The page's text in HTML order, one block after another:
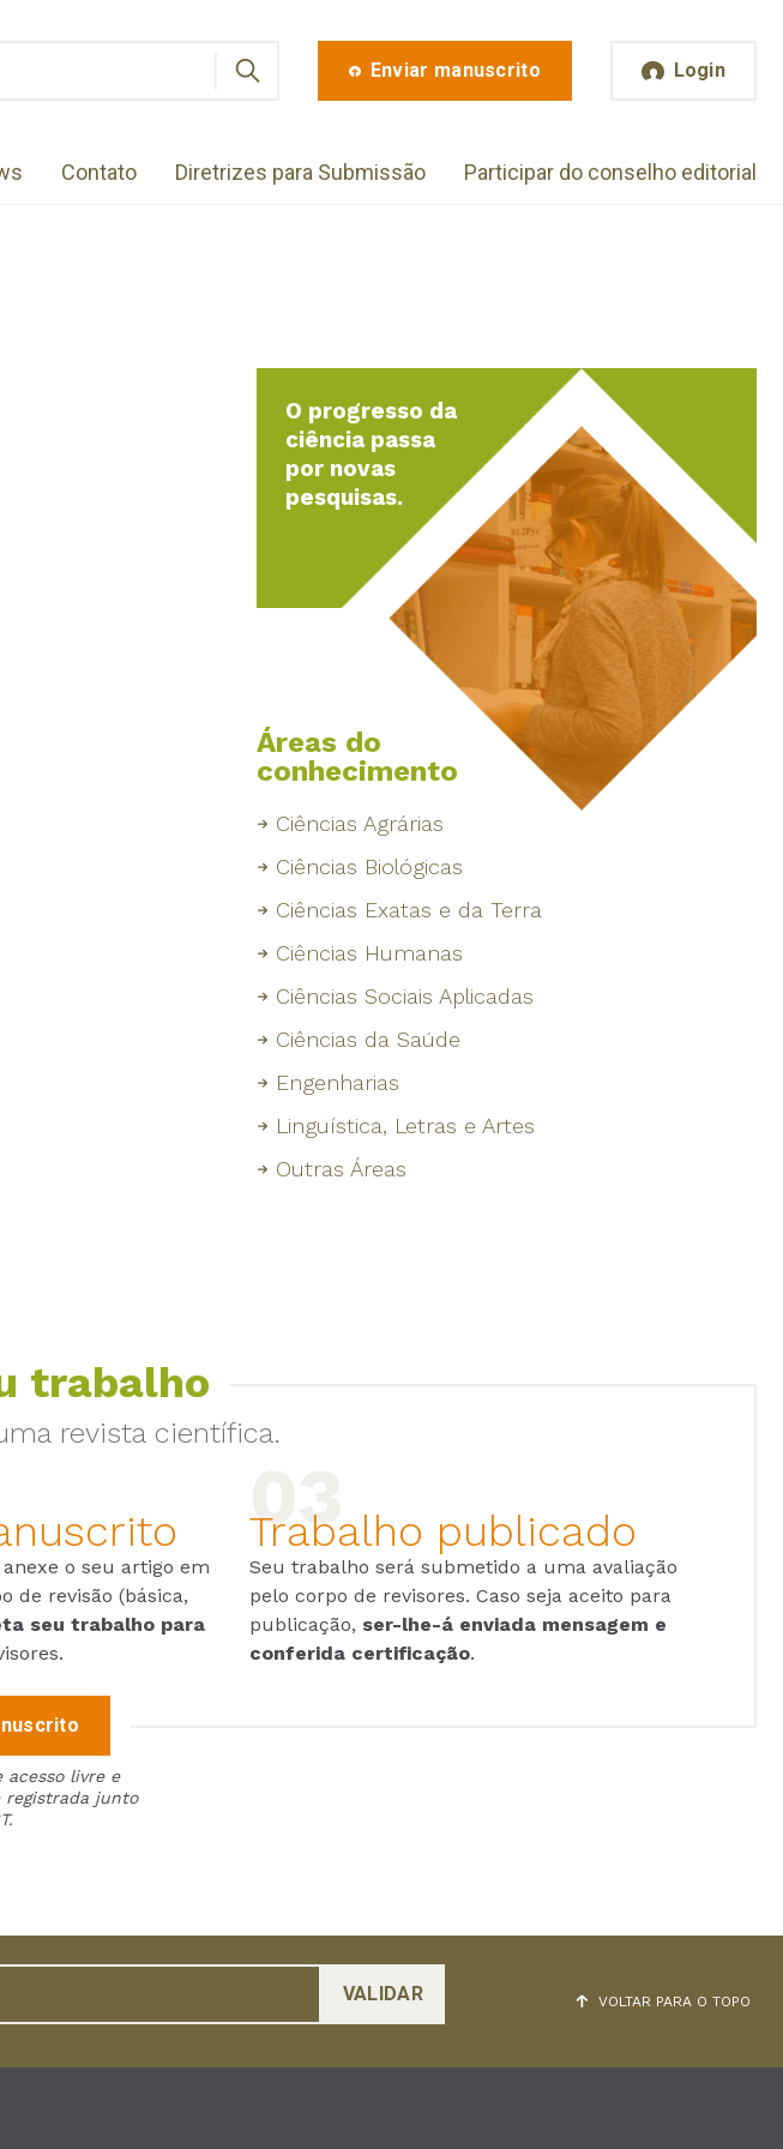
Enviar manuscrito Login
Contato Diretrizes para Submissão Participar do conselho editorial
O progresso da
ciência passa
por novas
pesquisas.
Áreas do
conhecimento
Ciências Agrárias
Ciências Biológicas
Ciências Exatas e da Terra
Ciências Humanas
Ciências Sociais Aplicadas
Ciências da Saúde
Engenharias
Linguística, Letras e Artes
Outras Áreas
trabalho
revista científica.
o seu artigo em
de revisão (básica,
seu trabalho para
Trabalho publicado
Seu trabalho será submetido a uma avaliação
pelo corpo de revisores. Caso seja aceito para
publicação, ser-lhe-á enviada mensagem e
conferida certificação.
acesso livre e
registrada junto
VOLTAR PARA O TOPO